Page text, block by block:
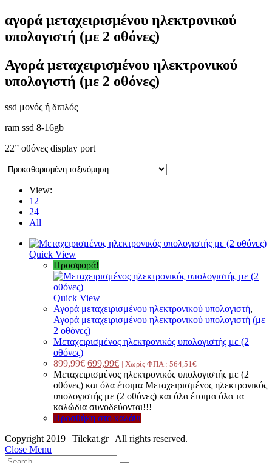
αγορά μεταχειρισμένου ηλεκτρονικού
υπολογιστή (με 2 οθόνες)
Αγορά μεταχειρισμένου ηλεκτρονικού
υπολογιστή (με 2 οθόνες)
ssd μονός ή διπλός
ram ssd 8-16gb
22” οθόνες display port
View:
12
24
All
Quick View
Προσφορά!
Quick View
Αγορά μεταχειρισμένου ηλεκτρονικού υπολογιστή,
Αγορά μεταχειρισμένου ηλεκτρονικού υπολογιστή (με
2 οθόνες)
Μεταχειρισμένος ηλεκτρονικός υπολογιστής με (2
οθόνες)
899,99€ 699,99€ | Χωρίς ΦΠΑ : 564,51 €
Μεταχειρισμένος ηλεκτρονικός υπολογιστής με (2
οθόνες) και όλα έτοιμα Μεταχειρισμένος ηλεκτρονικός
υπολογιστής με (2 οθόνες) και όλα έτοιμα όλα τα
καλώδια συνοδεύονται!!!
Προσθήκη στο καλάθι
Copyright 2019 | Tilekat.gr | All rights reserved.
Close Menu